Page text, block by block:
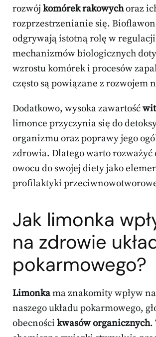
rozwójkomórek rakowychoraz
rozprzestrzenianie się.
odgrywają istotną rolę w regulacji
mechanizmów biologicznych
wzrostu komórek i procesów
często są powiązane z rozwojem
Dodatkowo, wysoka zawartość
limonce przyczynia się do
organizmu oraz poprawy jego
zdrowia. Dlatego warto rozważyć
owocu do swojej diety jako
profilaktyki
Jak limonka
na zdrowie
pokarmowego?
Limonkama znakomity wpływ
naszego układu pokarmowego,
obecności kwasów organicznych.